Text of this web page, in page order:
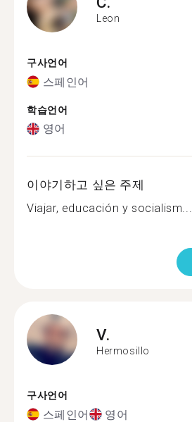
Leon
구사언어
스페인어
학습언어
영어
이야기하고 싶은 주제
Viajar, educación y socialism...
V.
Hermosillo
구사언어
스페인어 영어